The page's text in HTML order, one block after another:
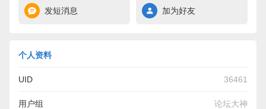
发短消息 加为好友
个人资料
UID 36461
用户组 论坛大神